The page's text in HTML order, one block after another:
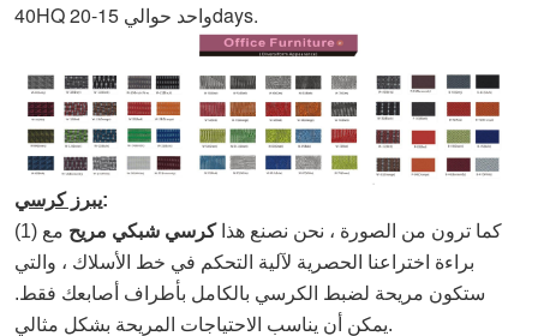
40HQ واحد حوالي 15-20days.
يبرز كرسي:
(1) كما ترون من الصورة ، نحن نصنع هذاكرسي شبكي مريح مع
براءة اختراعنا الحصرية لآلية التحكم في خط الأسلاك ، والتي
ستكون مريحة لضبط الكرسي بالكامل بأطراف أصابعك فقط.
يمكن أن يناسب الاحتياجات المريحة بشكل مثالي.